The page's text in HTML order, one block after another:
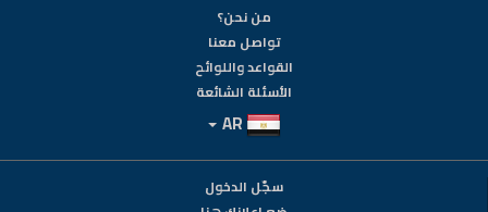
من نحن؟
تواصل معنا
القواعد واللوائح
الأسئلة الشائعة
سجّل الدخول